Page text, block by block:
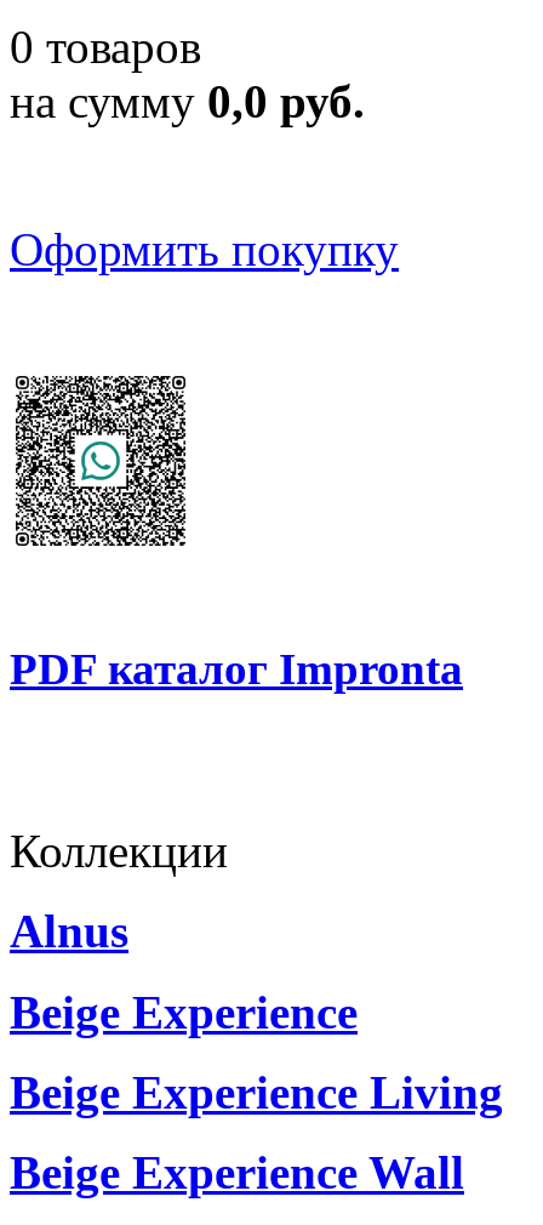
0 товаров
на сумму 0,0 руб.
Оформить покупку
PDF каталог Impronta
Коллекции
Alnus
Beige Experience
Beige Experience Living
Beige Experience Wall